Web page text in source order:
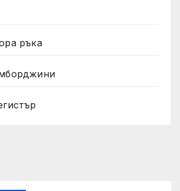
ръка